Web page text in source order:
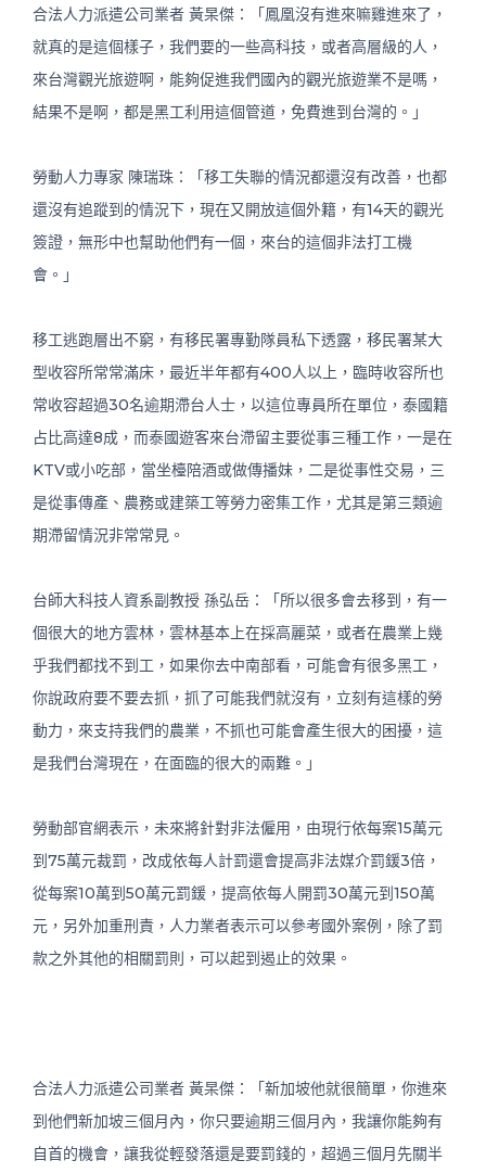
合法人力派遣公司業者 黃杲傑：「鳳凰沒有進來嘛雞進來了，
就真的是這個樣子，我們要的一些高科技，或者高層級的人，
來台灣觀光旅遊啊，能夠促進我們國內的觀光旅遊業不是嗎，
結果不是啊，都是黑工利用這個管道，免費進到台灣的。」
勞動人力專家 陳瑞珠：「移工失聯的情況都還沒有改善，也都
還沒有追蹤到的情況下，現在又開放這個外籍，有14天的觀光
簽證，無形中也幫助他們有一個，來台的這個非法打工機
會。」
移工逃跑層出不窮，有移民署專勤隊員私下透露，移民署某大
型收容所常常滿床，最近半年都有400人以上，臨時收容所也
常收容超過30名逾期滯台人士，以這位專員所在單位，泰國籍
占比高達8成，而泰國遊客來台滯留主要從事三種工作，一是在
KTV或小吃部，當坐檯陪酒或做傳播妹，二是從事性交易，三
是從事傳產、農務或建築工等勞力密集工作，尤其是第三類逾
期滯留情況非常常見。
台師大科技人資系副教授 孫弘岳：「所以很多會去移到，有一
個很大的地方雲林，雲林基本上在採高麗菜，或者在農業上幾
乎我們都找不到工，如果你去中南部看，可能會有很多黑工，
你說政府要不要去抓，抓了可能我們就沒有，立刻有這樣的勞
動力，來支持我們的農業，不抓也可能會產生很大的困擾，這
是我們台灣現在，在面臨的很大的兩難。」
勞動部官網表示，未來將針對非法僱用，由現行依每案15萬元
到75萬元裁罰，改成依每人計罰還會提高非法媒介罰鍰3倍，
從每案10萬到50萬元罰鍰，提高依每人開罰30萬元到150萬
元，另外加重刑責，人力業者表示可以參考國外案例，除了罰
款之外其他的相關罰則，可以起到遏止的效果。
合法人力派遣公司業者 黃杲傑：「新加坡他就很簡單，你進來
到他們新加坡三個月內，你只要逾期三個月內，我讓你能夠有
自首的機會，讓我從輕發落還是要罰錢的，超過三個月先關半